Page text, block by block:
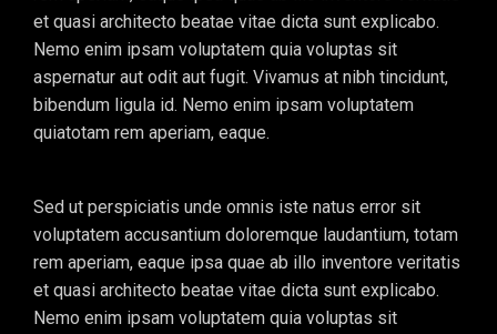
et quasi architecto beatae vitae dicta sunt explicabo.
Nemo enim ipsam voluptatem quia voluptas sit
aspernatur aut odit aut fugit. Vivamus at nibh tincidunt,
bibendum ligula id. Nemo enim ipsam voluptatem
quiatotam rem aperiam, eaque.
Sed ut perspiciatis unde omnis iste natus error sit
voluptatem accusantium doloremque laudantium, totam
rem aperiam, eaque ipsa quae ab illo inventore veritatis
et quasi architecto beatae vitae dicta sunt explicabo.
Nemo enim ipsam voluptatem quia voluptas sit